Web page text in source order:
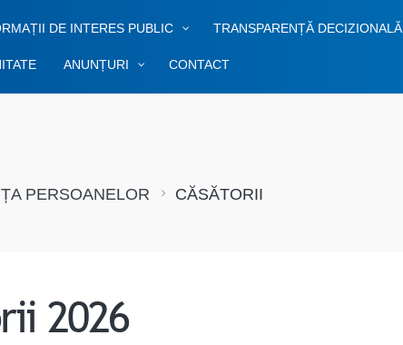
DE INTERES PUBLIC TRANSPARENȚĂ DECIZIONALĂ
ANUNȚURI CONTACT
PERSOANELOR CĂSĂTORII
2026